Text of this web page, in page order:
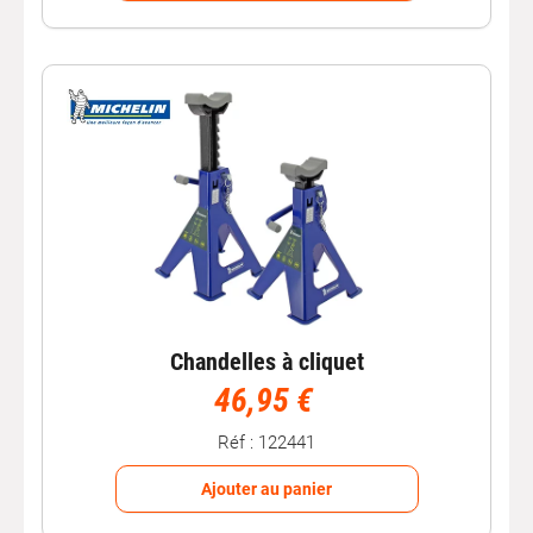
Comment choisir deschandelles auto?
Pour un support fiable et sécurisé, prenez en compte :
Capacité de charge: adaptée au poids de votre
Hauteur réglable: pour s’adapter à différents points de
: plateau large pour une meilleure
répartition du poids ;
Matériau robuste
: acier ou alliage assurant solidité et
Conseils d’utilisation des chandelles
assurez-vous que le véhicule est garé sur une surface
utilisez un cric pour soulever d’abord le véhicule avant
de placer les chandelles ;
placez les chandelles sous les points de levage
Chandelles à cliquet
46,95 €
Réf : 122441
Ajouter au panier